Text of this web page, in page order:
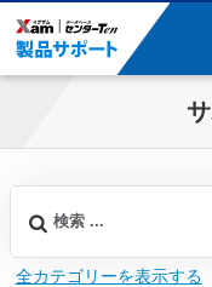
全カテゴリーを表示する